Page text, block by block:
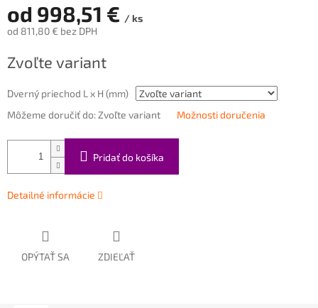
od 998,51 € / ks
od 811,80 € bez DPH
cena:
Zvoľte variant
Dverný priechod L x H (mm)
Môžeme doručiť do: Zvoľte variant Možnosti doručenia
Pridať do košíka
Detailné informácie
OPÝTAŤ SA ZDIEĽAŤ